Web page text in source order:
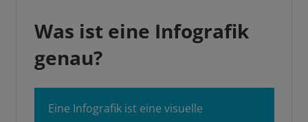
Was ist eine Infografik
genau?
Eine Infografik ist eine visuelle